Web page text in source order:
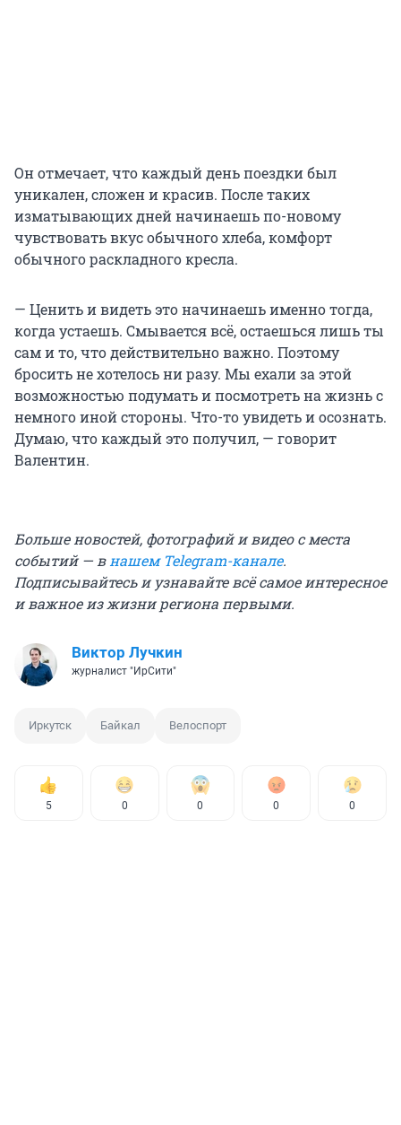
Он отмечает, что каждый день поездки был
уникален, сложен и красив. После таких
изматывающих дней начинаешь по-новому
чувствовать вкус обычного хлеба, комфорт
обычного раскладного кресла.
— Ценить и видеть это начинаешь именно тогда,
когда устаешь. Смывается всё, остаешься лишь ты
сам и то, что действительно важно. Поэтому
бросить не хотелось ни разу. Мы ехали за этой
возможностью подумать и посмотреть на жизнь с
немного иной стороны. Что-то увидеть и осознать.
Думаю, что каждый это получил, — говорит
Валентин.
Больше новостей, фотографий и видео с места
событий — внашем Telegram-канале.
Подписывайтесь и узнавайте всё самое интересное
и важное из жизни региона первыми.
Виктор Лучкин
журналист "ИрСити"
Иркутск Байкал Велоспорт
5 0 0 0 0